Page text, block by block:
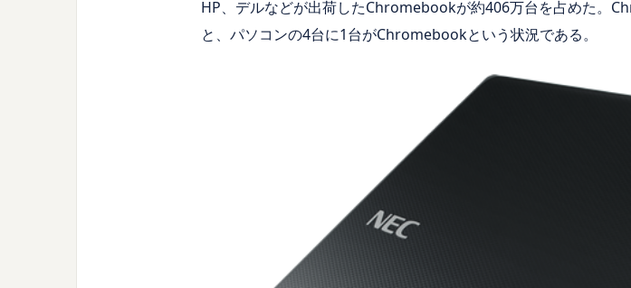
HP、デルなどが出荷したChromebookが約406万台を占めた。
と、パソコンの4台に1台がChromebookという状況である。